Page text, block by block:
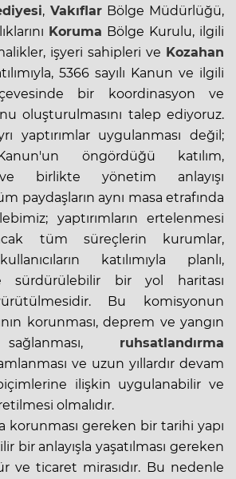
, VakıflarBölge Müdürlüğü,
Koruma Bölge Kurulu, ilgili
işyeri sahipleri ve Kozahan
5366 sayılı Kanun ve ilgili
bir koordinasyon ve
oluşturulmasını talep ediyoruz.
yaptırımlar uygulanması değil;
öngördüğü katılım,
birlikte yönetim anlayışı
paydaşların aynı masa etrafında
yaptırımların ertelenmesi
tüm süreçlerin kurumlar,
katılımıyla planlı,
sürdürülebilir bir yol haritası
Bu komisyonun
korunması, deprem ve yangın
ruhsatlandırma
ve uzun yıllardır devam
ilişkin uygulanabilir ve
olmalıdır.
korunması gereken bir tarihi yapı
bir anlayışla yaşatılması gereken
ve ticaret mirasıdır. Bu nedenle